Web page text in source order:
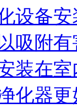
设备
吸附
装在
化器更